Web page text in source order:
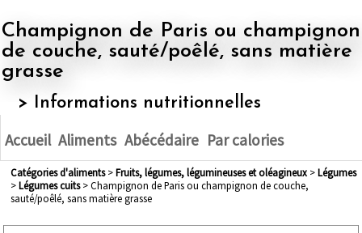
Champignon de Paris ou champignon
de couche, sauté/poêlé, sans matière
grasse
> Informations nutritionnelles
Accueil Aliments Abécédaire Par calories
Catégories d'aliments> fruits, légumes, légumineuses et oléagineux> légumes
> légumes cuits> Champignon de Paris ou champignon de couche,
sauté/poêlé, sans matière grasse